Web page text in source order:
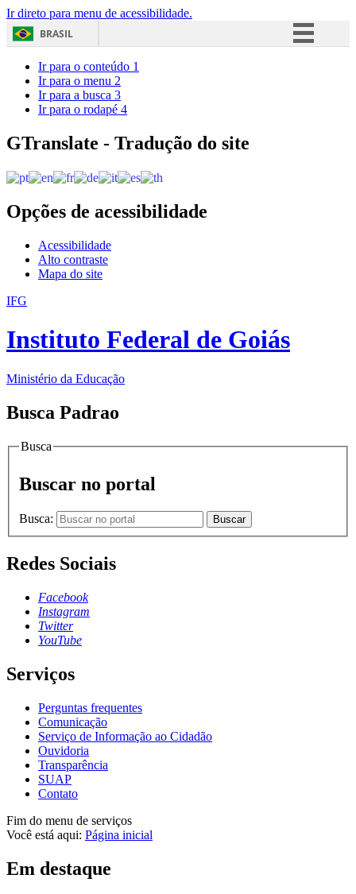
Ir direto para menu de acessibilidade.
BRASIL
Acesso à informação
Ir para o conteúdo 1
Ir para o menu 2
Ir para a busca 3
Ir para o rodapé 4
GTranslate - Tradução do site
Opções de acessibilidade
Acessibilidade
Alto contraste
Mapa do site
IFG
Instituto Federal de Goiás
Ministério da Educação
Busca Padrao
Busca
Buscar no portal
Busca: Buscar
Redes Sociais
Facebook
Instagram
Twitter
YouTube
Serviços
Perguntas frequentes
Comunicação
Serviço de Informação ao Cidadão
Ouvidoria
Transparência
SUAP
Contato
Fim do menu de serviços
Você está aqui: Página inicial
Em destaque